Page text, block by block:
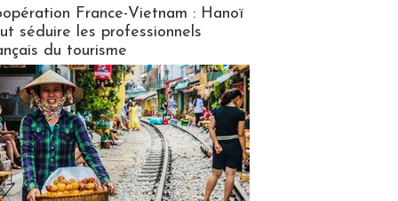
France-Vietnam : Hanoï
séduire les professionnels
du tourisme